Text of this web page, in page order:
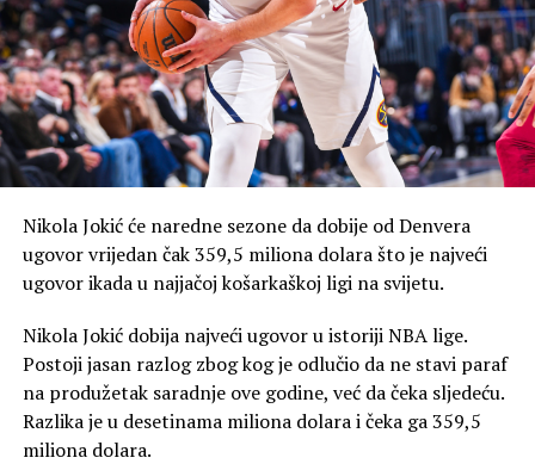
Nikola Jokić će naredne sezone da dobije od Denvera
ugovor vrijedan čak 359,5 miliona dolara što je najveći
ugovor ikada u najjačoj košarkaškoj ligi na svijetu.
Nikola Jokić dobija najveći ugovor u istoriji NBA lige.
Postoji jasan razlog zbog kog je odlučio da ne stavi paraf
na produžetak saradnje ove godine, već da čeka sljedeću.
Razlika je u desetinama miliona dolara i čeka ga 359,5
miliona dolara.